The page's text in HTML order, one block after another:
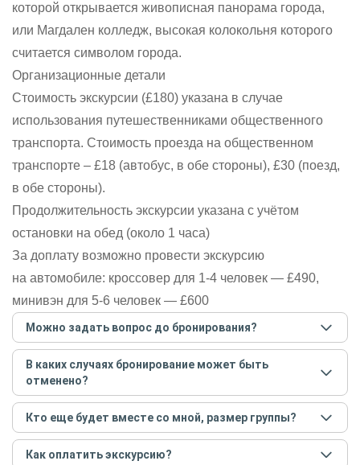
которой открывается живописная панорама города,
или Магдален колледж, высокая колокольня которого
считается символом города.
Организационные детали
Стоимость экскурсии (£180) указана в случае
использования путешественниками общественного
транспорта. Стоимость проезда на общественном
транспорте – £18 (автобус, в обе стороны), £30 (поезд,
в обе стороны).
Продолжительность экскурсии указана с учётом
остановки на обед (около 1 часа)
За доплату возможно провести экскурсию
на автомобиле: кроссовер для 1-4 человек — £490,
минивэн для 5-6 человек — £600
Можно задать вопрос до бронирования?
Достаточно перейти по ссылке «Задать вопрос» и
написать гиду. Платить при этом не нужно. Сначала
согласуйте с гидом интересующие вас вопросы и после
этого бронируйте экскурсию.Задать вопрос.
В каких случаях бронирование может быть
отменено?
Только в случае неблагоприятных погодных условий,
например, если экскурсия на кораблике, а по прогнозу
погоды аномально-сильный ветер. При этом гид
предупредит вас об отмене, а мы вернем предоплату на
Кто еще будет вместе со мной, размер группы?
Если экскурсия индивидуальная, гид проведет встречу
только для вас и вашей компании. Если групповая — на
Как оплатить экскурсию?